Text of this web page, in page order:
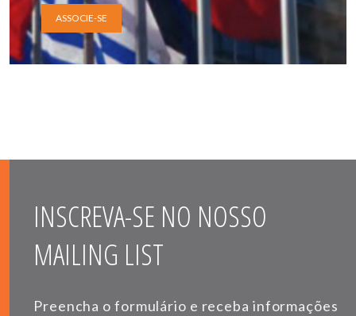
ASSOCIE-SE
INSCREVA-SE NO NOSSO
MAILING LIST
Preencha o formulário e receba informações